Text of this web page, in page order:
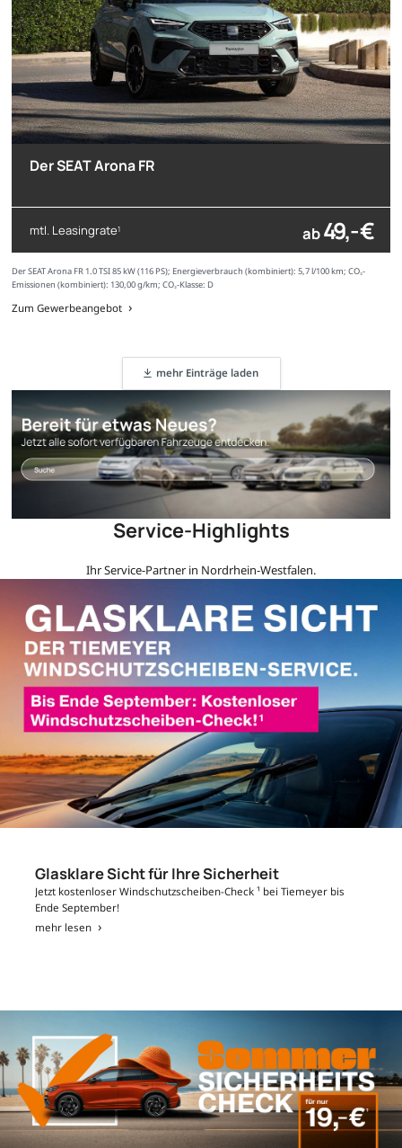
Der SEAT Arona FR
mtl. Leasingrate1 ab49,- €
Der SEAT Arona FR 1.0 TSI 85 kW (116 PS); Energieverbrauch (kombiniert): 5,7 l/100 km; CO₂-
Emissionen (kombiniert): 130,00 g/km; CO₂-Klasse: D
Zum Gewerbeangebot
mehr Einträge laden
Service-Highlights
Ihr Service-Partner in Nordrhein-Westfalen.
Glasklare Sicht für Ihre Sicherheit
Jetzt kostenloser Windschutzscheiben-Check ¹ bei Tiemeyer bis
Ende September!
mehr lesen